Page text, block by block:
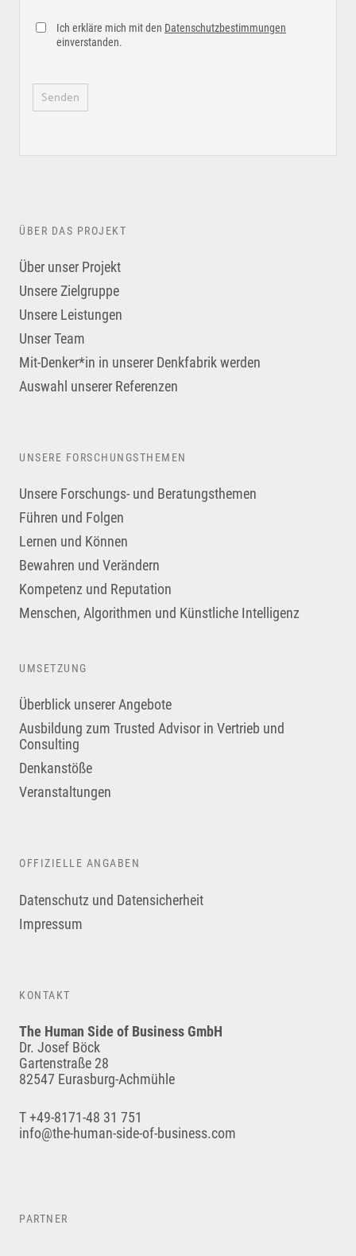
Ich erkläre mich mit den Datenschutzbestimmungen
einverstanden.
ÜBER DAS PROJEKT
Über unser Projekt
Unsere Zielgruppe
Unsere Leistungen
Unser Team
Mit-Denker*in in unserer Denkfabrik werden
Auswahl unserer Referenzen
UNSERE FORSCHUNGSTHEMEN
Unsere Forschungs- und Beratungsthemen
Führen und Folgen
Lernen und Können
Bewahren und Verändern
Kompetenz und Reputation
Menschen, Algorithmen und Künstliche Intelligenz
UMSETZUNG
Überblick unserer Angebote
Ausbildung zum Trusted Advisor in Vertrieb und
Consulting
Denkanstöße
Veranstaltungen
OFFIZIELLE ANGABEN
Datenschutz und Datensicherheit
Impressum
KONTAKT
The Human Side of Business GmbH
Dr. Josef Böck
Gartenstraße 28
82547 Eurasburg-Achmühle
T +49-8171-48 31 751
info@the-human-side-of-business.com
PARTNER